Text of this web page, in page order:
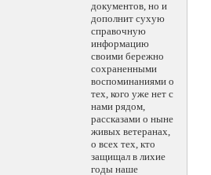
документов, но и
дополнит сухую
справочную
информацию
своими бережно
сохраненными
воспоминаниями о
тех, кого уже нет с
нами рядом,
рассказами о ныне
живых ветеранах,
о всех тех, кто
защищал в лихие
годы наше